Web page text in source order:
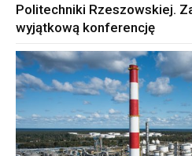
Politechniki Rzeszowskiej.
wyjątkową konferencję